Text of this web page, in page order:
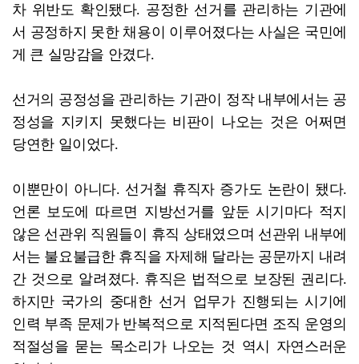
차 위반도 확인됐다. 공정한 선거를 관리하는 기관에
서 공정하지 못한 채용이 이루어졌다는 사실은 국민에
게 큰 실망감을 안겼다.
선거의 공정성을 관리하는 기관이 정작 내부에서는 공
정성을 지키지 못했다는 비판이 나오는 것은 어쩌면
당연한 일이었다.
이뿐만이 아니다. 선거철 휴직자 증가도 논란이 됐다.
언론 보도에 따르면 지방선거를 앞둔 시기마다 적지
않은 선관위 직원들이 휴직 상태였으며 선관위 내부에
서는 불요불급한 휴직을 자제해 달라는 공문까지 내려
간 것으로 알려졌다. 휴직은 법적으로 보장된 권리다.
하지만 국가의 중대한 선거 업무가 진행되는 시기에
인력 부족 문제가 반복적으로 지적된다면 조직 운영의
적절성을 묻는 목소리가 나오는 것 역시 자연스러운